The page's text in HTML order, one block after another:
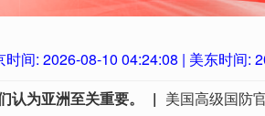
时间: 2026-08-10 04:24:09 | 美东时间:
认为亚洲至关重要。